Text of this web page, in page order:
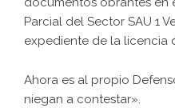
Parcial del Sector SAU 1
expediente de la licencia
Ahora es al propio
niegan a contestar».